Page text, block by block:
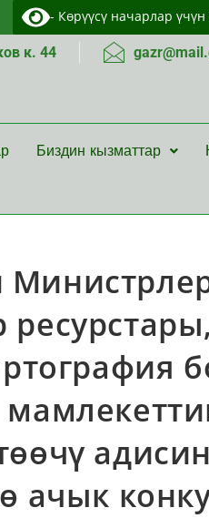
- Көрүүсү начарлар үчүн
к. 44
Биздин кызматтар
ачык